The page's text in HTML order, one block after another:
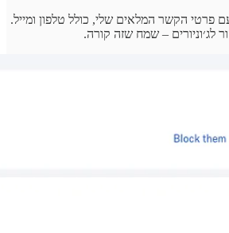
פרטי הקשר המלאים שלי, כולל טלפון ומייל.
לג׳וניורים – שמח שזה קורה.